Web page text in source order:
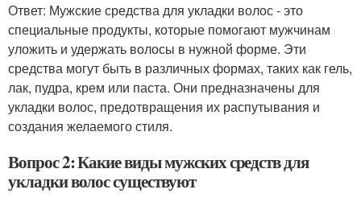
Ответ: Мужские средства для укладки волос - это
специальные продукты, которые помогают мужчинам
уложить и удержать волосы в нужной форме. Эти
средства могут быть в различных формах, таких как гель,
лак, пудра, крем или паста. Они предназначены для
укладки волос, предотвращения их распутывания и
создания желаемого стиля.
Вопрос 2: Какие виды мужских средств для
укладки волос существуют